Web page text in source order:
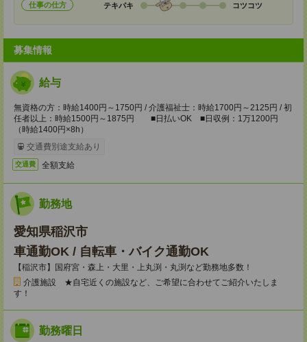
仕事の仕方 テキパキ コツコツ
募集情報
給与
無資格の方：時給1400円～1750円 / 介護福祉士：時給1700円～2125円 / 初
任者以上：時給1500円～1875円 ■日払いOK ■日収例：1万1200円
（時給1400円×8h）
交通費別途支給あり
交通費 全額支給
勤務地
愛知県稲沢市
車通勤OK / 自転車・バイク通勤OK
【稲沢市】国府宮・森上・大里・上丸渕・丸渕など勤務地多数！
介護施設 ★自宅近くの施設など、ご希望に合わせてご紹介いたしま
す！
勤務曜日